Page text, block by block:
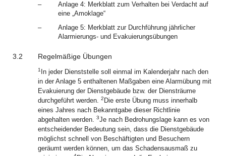
–
Anlage 4: Merkblatt zum Verhalten bei Verdacht auf
eine „Amoklage“
–
Anlage 5: Merkblatt zur Durchführung jährlicher
Alarmierungs- und Evakuierungsübungen
3.2 Regelmäßige Übungen
1 In jeder Dienststelle soll einmal im Kalenderjahr nach den
in der Anlage 5 enthaltenen Maßgaben eine Alarmübung mit
Evakuierung der Dienstgebäude bzw. der Diensträume
durchgeführt werden. 2 Die erste Übung muss innerhalb
eines Jahres nach Bekanntgabe dieser Richtlinie
abgehalten werden. 3Je nach Bedrohungslage kann es von
entscheidender Bedeutung sein, dass die Dienstgebäude
möglichst schnell von Beschäftigten und Besuchern
geräumt werden können, um das Schadensausmaß zu